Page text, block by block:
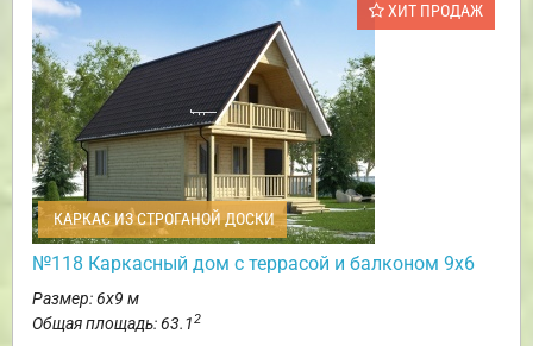
ХИТ ПРОДАЖ
КАРКАС ИЗ СТРОГАНОЙ ДОСКИ
№118 Каркасный дом с террасой и балконом 9х6
Размер: 6х9 м
Общая площадь: 63.12